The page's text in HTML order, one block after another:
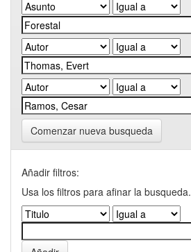
Comenzar nueva busqueda
Añadir filtros:
Usa los filtros para afinar la busqueda.